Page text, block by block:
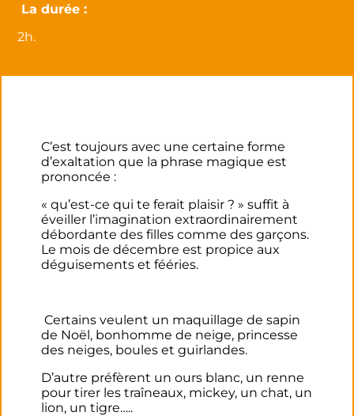
La durée :
2h.
C’est toujours avec une certaine forme
d’exaltation que la phrase magique est
prononcée :
« qu’est-ce qui te ferait plaisir ? » suffit à
éveiller l’imagination extraordinairement
débordante des filles comme des garçons.
Le mois de décembre est propice aux
déguisements et fééries.
Certains veulent un maquillage de sapin
de Noël, bonhomme de neige, princesse
des neiges, boules et guirlandes.
D’autre préfèrent un ours blanc, un renne
pour tirer les traîneaux, mickey, un chat, un
lion, un tigre…..